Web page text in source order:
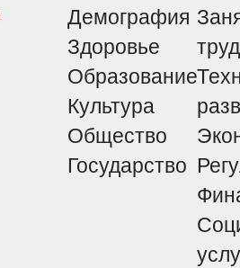
Демография
Здоровье
Образование
Культура
Общество
Государство
труд